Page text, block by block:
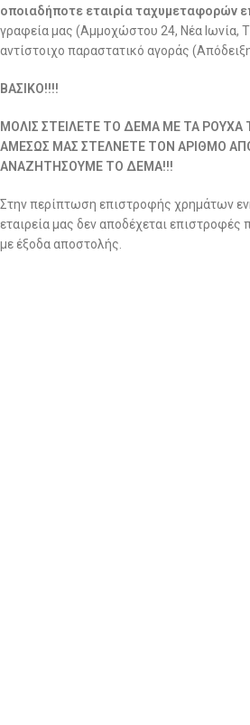
οποιαδήποτε εταιρία ταχυμεταφορών
γραφεία μας (Αμμοχώστου 24, Νέα Ιωνία,
αντίστοιχο παραστατικό αγοράς
ΒΑΣΙΚΟ!!!!
ΜΟΛΙΣ ΣΤΕΙΛΕΤΕ ΤΟ ΔΕΜΑ ΜΕ ΤΑ ΡΟΥΧΑ
ΑΜΕΣΩΣ ΜΑΣ ΣΤΕΛΝΕΤΕ ΤΟΝ ΑΡΙΘΜΟ
ΑΝΑΖΗΤΗΣΟΥΜΕ ΤΟ ΔΕΜΑ!!!
Στην περίπτωση επιστροφής χρημάτων
εταιρεία μας δεν αποδέχεται επιστροφές
με έξοδα αποστολής.